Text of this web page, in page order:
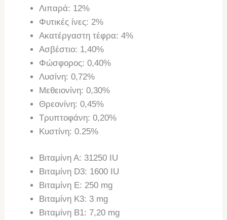
Λιπαρά: 12%
Φυτικές ίνες: 2%
Ακατέργαστη τέφρα: 4%
Ασβέστιο: 1,40%
Φώσφορος: 0,40%
Λυσίνη: 0,72%
Μεθειονίνη: 0,30%
Θρεονίνη: 0,45%
Τρυπτοφάνη: 0,20%
Κυστίνη: 0.25%
Βιταμίνη Α: 31250 IU
Βιταμίνη D3: 1600 IU
Βιταμίνη E: 250 mg
Βιταμίνη K3: 3 mg
Βιταμίνη B1: 7,20 mg